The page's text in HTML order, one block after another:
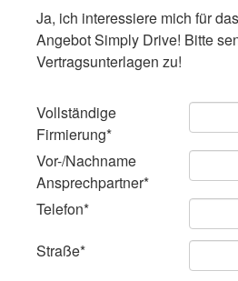
Kaffee von Tchibo
Bezahlung
Tiger Wash
Backshop
Shisha
Willkommen im Tchibo Café!
Ja, ich interessiere mich für
Angebot Simply Drive! Bitte
Vertragsunterlagen zu!
Vollständige
Firmierung*
Vor-/Nachname
Ansprechpartner*
Telefon*
Straße*